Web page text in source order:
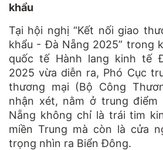
khẩu
Tại hội nghị “Kết nối giao
khẩu - Đà Nẵng 2025” trong
quốc tế Hành lang kinh tế
2025 vừa diễn ra, Phó Cục
thương mại (Bộ Công
nhận xét, nằm ở trung
Nẵng không chỉ là trái tim
miền Trung mà còn là cửa
trọng nhìn ra Biển Đông.